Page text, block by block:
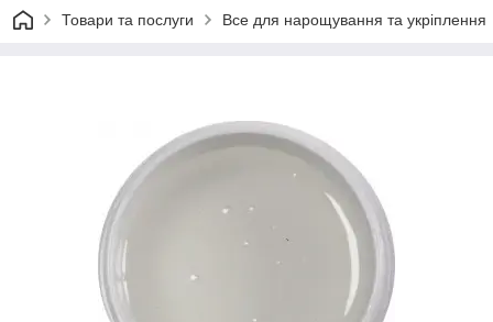
Товари та послуги Все для нарощування та укріплення